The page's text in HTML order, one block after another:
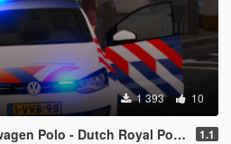
1 393 10
Royal Police // Koninklijke Marechaussee 1.1